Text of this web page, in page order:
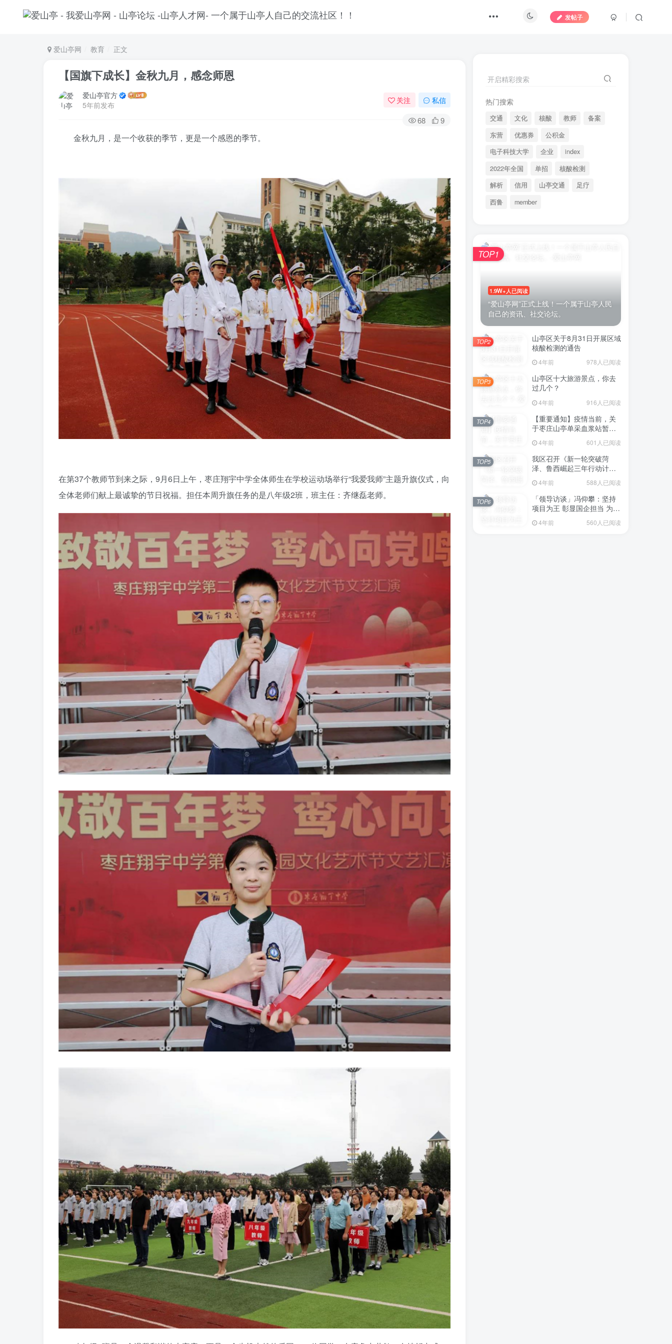
发帖子
爱山亭网 教育 正文
【国旗下成长】金秋九月，感念师恩
爱山亭官方
5年前发布
关注 私信
68 9
金秋九月，是一个收获的季节，更是一个感恩的季节。
在第37个教师节到来之际，9月6日上午，枣庄翔宇中学全体师生在学校运动场举行“我爱我师”主题升旗仪式，向
全体老师们献上最诚挚的节日祝福。担任本周升旗任务的是八年级2班，班主任：齐继磊老师。
开启精彩搜索
热门搜索
交通 文化 核酸 教师
备案
东营
优惠券
公积金
电子科技大学
企业
index
2022年全国
单招
核酸检测
解析
信用 山亭交通
足疗
西鲁
member
1.9W+人已阅读
“爱山亭网”正式上线！一个属于山亭人民
自己的资讯、社交论坛。
TOP1
山亭区关于8月31日开展区域
核酸检测的通告
4年前 978人已阅读
TOP2
山亭区十大旅游景点，你去
过几个？
4年前 916人已阅读
TOP3
【重要通知】疫情当前，关
于枣庄山亭单采血浆站暂停
4年前 601人已阅读
TOP4
我区召开《新一轮突破菏
泽、鲁西崛起三年行动计划
意见稿）政策分析研判会议
4年前 588人已阅读
TOP5
「领导访谈」冯仰攀：坚持
项目为王 彰显国企担当 为全
点项目建设贡献“交发力量”
4年前 560人已阅读
TOP6
登录
没有账号？立即注册
手机号
记住登录
社交账号登录
QQ登录 微信登录
使用社交账号登录即表示同意